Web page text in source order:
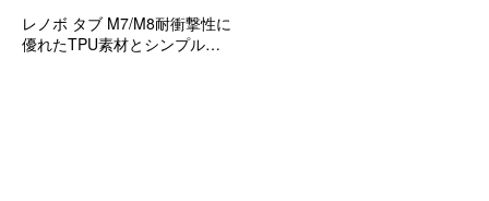
レノボ タブ M7/M8耐衝撃性に
優れたTPU素材とシンプルでP